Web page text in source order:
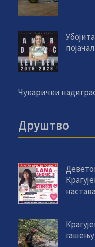
Чукарички
Друштво